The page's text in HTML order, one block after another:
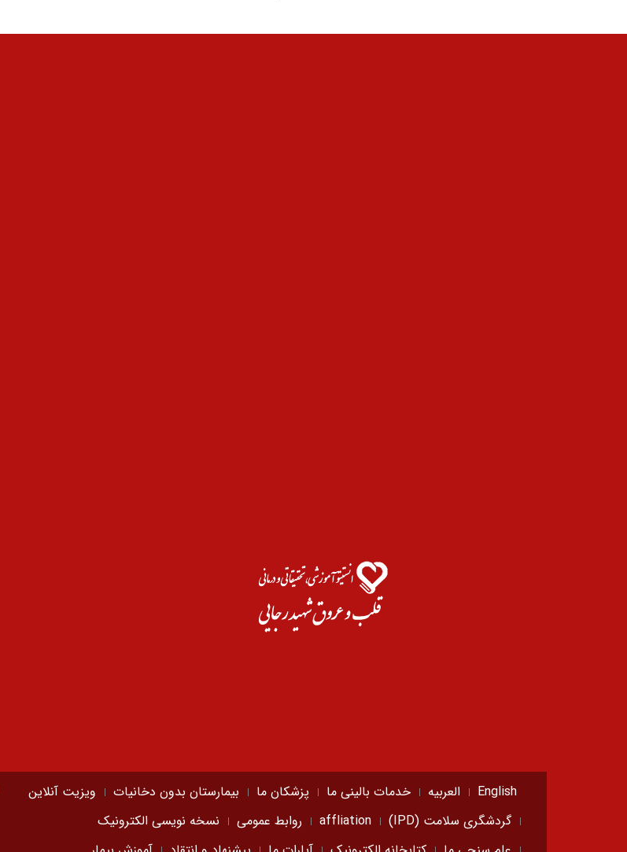
English العربیه خدمات بالینی ما پزشکان ما بیمارستان بدون دخانیات
ویزیت آنلاین
گردشگری سلامت (IPD)
affliation روابط عمومی
نسخه نویسی الکترونیک